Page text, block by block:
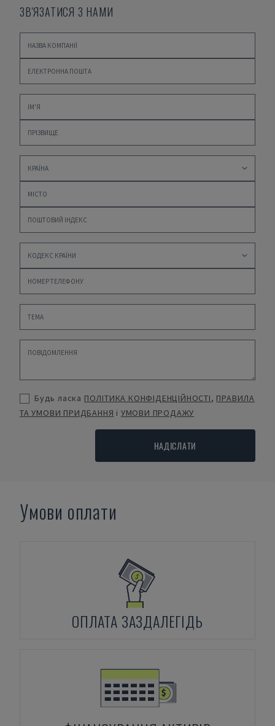
ЗВ'ЯЗАТИСЯ З НАМИ
Будь ласка ПОЛІТИКА КОНФІДЕНЦІЙНОСТІ, ПРАВИЛА
ТА УМОВИ ПРИДБАННЯ і УМОВИ ПРОДАЖУ
НАДІСЛАТИ
Умови оплати
ОПЛАТА ЗАЗДАЛЕГІДЬ